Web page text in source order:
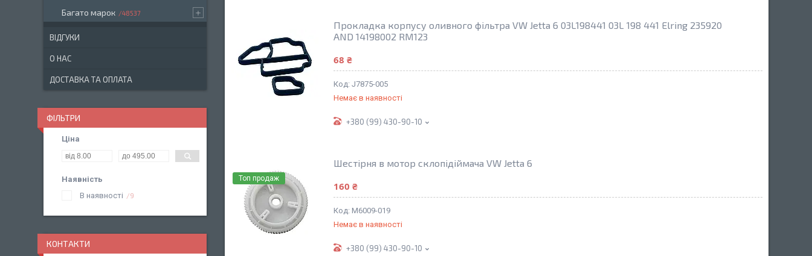
Прокладка корпусу оливного фільтра VW Jetta 6 03L198441 03L 198 441 Elring 235920
AND 14198002 RM123
68 ₴
J7875-005
Немає в наявності
+380 (99) 430-90-10
Топ продаж
Шестірня в мотор склопідіймача VW Jetta 6
160 ₴
M6009-019
Немає в наявності
+380 (99) 430-90-10
Багато марок 48537
ВІДГУКИ
О НАС
ДОСТАВКА ТА ОПЛАТА
ФІЛЬТРИ
Ціна
Наявність
В наявності
9
КОНТАКТИ